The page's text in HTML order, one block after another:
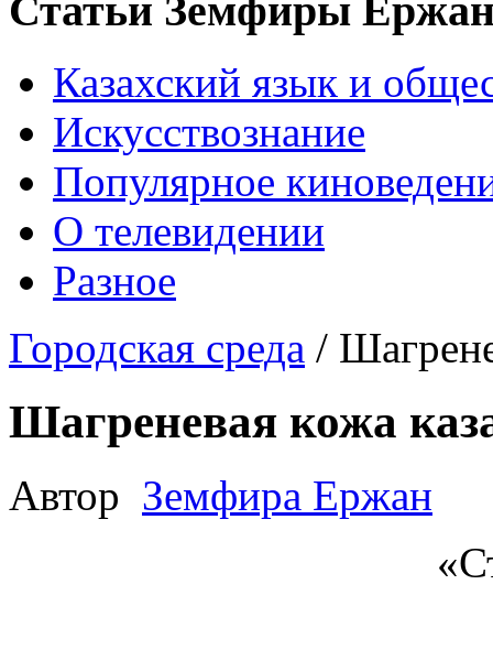
Статьи Земфиры
Казахский язык и
Искусствознание
Популярное
О телевидении
Разное
Городская среда /
Шагреневая кожа
Автор Земфира Ержан